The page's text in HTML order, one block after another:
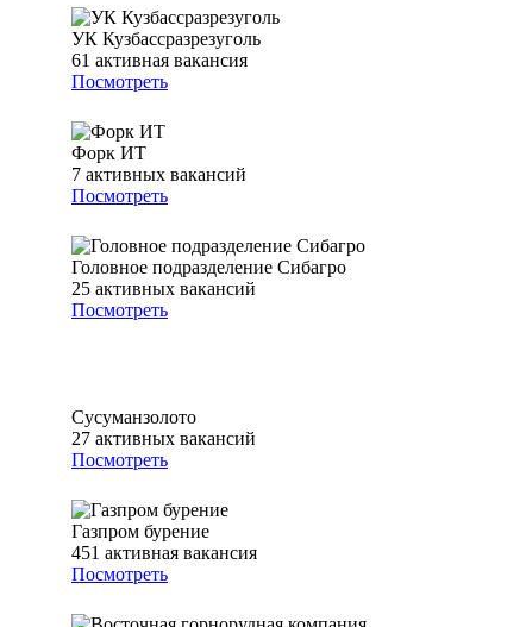
УК Кузбассразрезуголь
61 активная вакансия
Посмотреть
Форк ИТ
7 активных вакансий
Посмотреть
Головное подразделение Сибагро
25 активных вакансий
Посмотреть
Сусуманзолото
27 активных вакансий
Посмотреть
Газпром бурение
451 активная вакансия
Посмотреть